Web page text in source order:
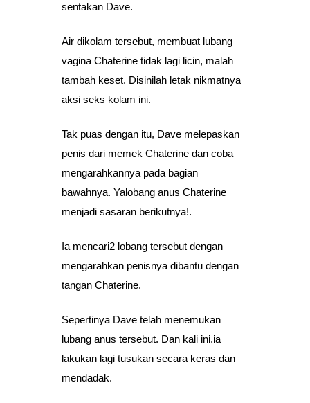
sentakan Dave.
Air dikolam tersebut, membuat lubang
vagina Chaterine tidak lagi licin, malah
tambah keset. Disinilah letak nikmatnya
aksi seks kolam ini.
Tak puas dengan itu, Dave melepaskan
penis dari memek Chaterine dan coba
mengarahkannya pada bagian
bawahnya. Yalobang anus Chaterine
menjadi sasaran berikutnya!.
Ia mencari2 lobang tersebut dengan
mengarahkan penisnya dibantu dengan
tangan Chaterine.
Sepertinya Dave telah menemukan
lubang anus tersebut. Dan kali ini.ia
lakukan lagi tusukan secara keras dan
mendadak.